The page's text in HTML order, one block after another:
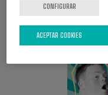
CONFIGURAR
ACEPTAR COOKIES